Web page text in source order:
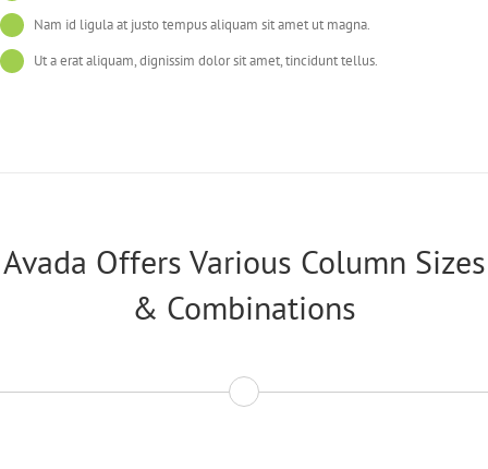
Nam id ligula at justo tempus aliquam sit amet ut magna.
Ut a erat aliquam, dignissim dolor sit amet, tincidunt tellus.
Avada Offers Various Column Sizes
& Combinations